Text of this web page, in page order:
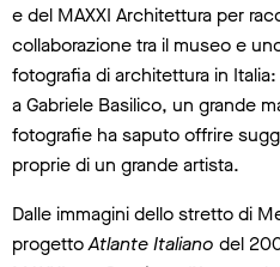
e del MAXXI Architettura per
collaborazione tra il museo e
fotografia di architettura in
a Gabriele Basilico, un grande
fotografie ha saputo offrire
proprie di un grande artista.
Dalle immagini dello stretto di
progettoAtlante Italiano del